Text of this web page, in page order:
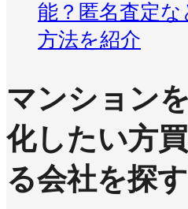
能？匿名査定
方法を紹介
マンション
化したい方
る会社を探す